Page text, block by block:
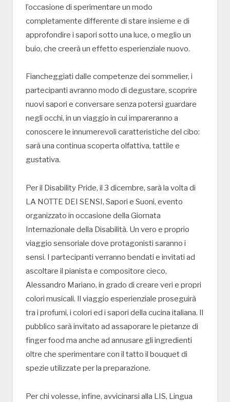
l’occasione di sperimentare un modo
completamente differente di stare insieme e di
approfondire i sapori sotto una luce, o meglio un
buio, che creerà un effetto esperienziale nuovo.
Fiancheggiati dalle competenze dei sommelier, i
partecipanti avranno modo di degustare, scoprire
nuovi sapori e conversare senza potersi guardare
negli occhi, in un viaggio in cui impareranno a
conoscere le innumerevoli caratteristiche del cibo:
sarà una continua scoperta olfattiva, tattile e
gustativa.
Per il Disability Pride, il 3 dicembre, sarà la volta di
LA NOTTE DEI SENSI, Sapori e Suoni, evento
organizzato in occasione della Giornata
Internazionale della Disabilità. Un vero e proprio
viaggio sensoriale dove protagonisti saranno i
sensi. I partecipanti verranno bendati e invitati ad
ascoltare il pianista e compositore cieco,
Alessandro Mariano, in grado di creare veri e propri
colori musicali. Il viaggio esperienziale proseguirà
tra i profumi, i colori ed i sapori della cucina italiana. Il
pubblico sarà invitato ad assaporare le pietanze di
finger food ma anche ad annusare gli ingredienti
oltre che sperimentare con il tatto il bouquet di
spezie utilizzate per la preparazione.
Per chi volesse, infine, avvicinarsi alla LIS, Lingua